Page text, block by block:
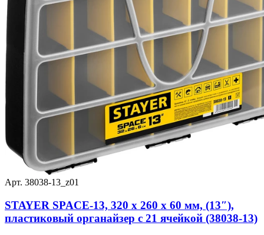
Арт. 38038-13_z01
STAYER SPACE-13, 320 х 260 х 60 мм, (13″),
пластиковый органайзер с 21 ячейкой (38038-13)